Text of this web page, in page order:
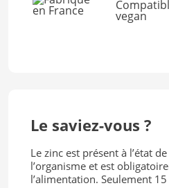
Le saviez-vous ?
Le zinc est présent à l’état
l’organisme et est
l’alimentation. Seulement